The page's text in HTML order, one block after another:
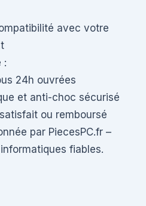
avec votre
:
24h ouvrées
et anti-choc sécurisé
ou remboursé
par PiecesPC.fr –
fiables.